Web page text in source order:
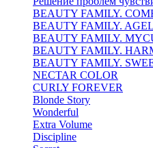
BEAUTY FAMILY.
BEAUTY FAMILY.
BEAUTY FAMILY.
BEAUTY FAMILY.
BEAUTY FAMILY.
NECTAR COLOR
CURLY FOREVER
Blonde Story
Wonderful
Extra Volume
Discipline